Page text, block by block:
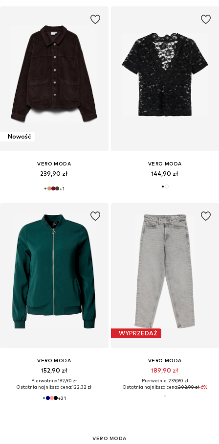
Nowość
VERO MODA
239,90 zł
+1
VERO MODA
144,90 zł
VERO MODA
152,90 zł
Pierwotnie: 192,90 zł
Ostatnia najniższa cena:122,32 zł
+21
WYPRZEDAŻ
VERO MODA
189,90 zł
Pierwotnie: 239,90 zł
Ostatnia najniższa cena:202,90 zł-6%
VERO MODA